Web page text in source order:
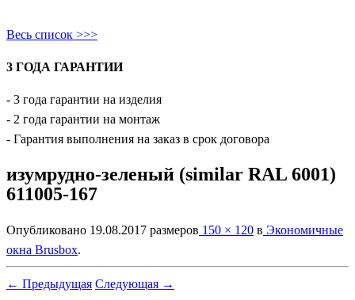
Весь список >>>
3 ГОДА ГАРАНТИИ
- 3 года гарантии на изделия
- 2 года гарантии на монтаж
- Гарантия выполнения на заказ в срок договора
изумрудно-зеленый (similar RAL 6001)
611005-167
Опубликовано 19.08.2017 размеров 150 × 120 в Экономичные
окна Brusbox.
← Предыдущая Следующая →